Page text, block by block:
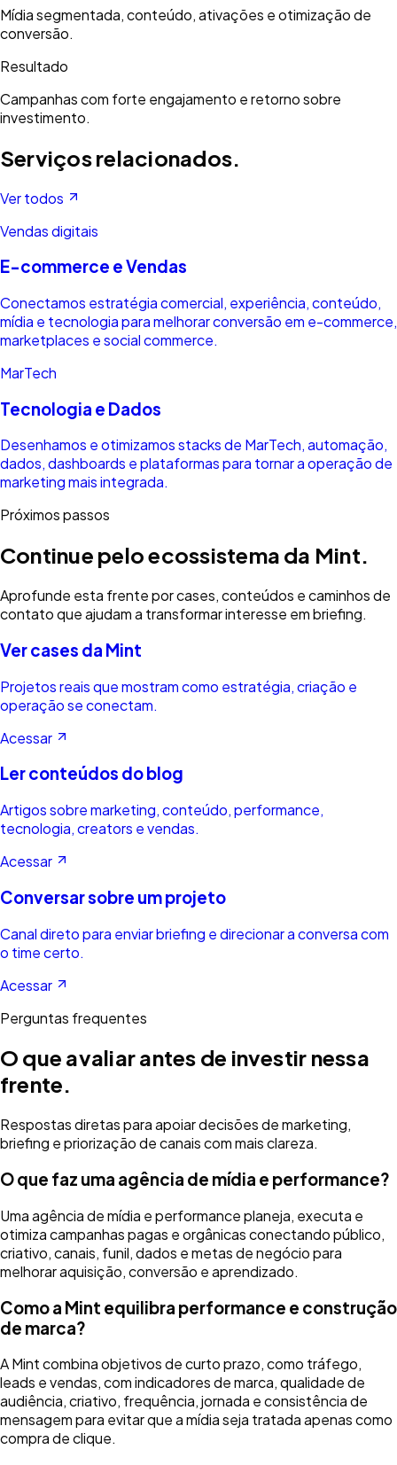
Mídia segmentada, conteúdo, ativações e otimização de
conversão.
Resultado
Campanhas com forte engajamento e retorno sobre
investimento.
Serviços relacionados.
Ver todos
Vendas digitais
E-commerce e Vendas
Conectamos estratégia comercial, experiência, conteúdo,
mídia e tecnologia para melhorar conversão em e-commerce,
marketplaces e social commerce.
MarTech
Tecnologia e Dados
Desenhamos e otimizamos stacks de MarTech, automação,
dados, dashboards e plataformas para tornar a operação de
marketing mais integrada.
Próximos passos
Continue pelo ecossistema da Mint.
Aprofunde esta frente por cases, conteúdos e caminhos de
contato que ajudam a transformar interesse em briefing.
Ver cases da Mint
Projetos reais que mostram como estratégia, criação e
operação se conectam.
Acessar
Ler conteúdos do blog
Artigos sobre marketing, conteúdo, performance,
tecnologia, creators e vendas.
Acessar
Conversar sobre um projeto
Canal direto para enviar briefing e direcionar a conversa com
o time certo.
Acessar
Perguntas frequentes
O que avaliar antes de investir nessa
frente.
Respostas diretas para apoiar decisões de marketing,
briefing e priorização de canais com mais clareza.
O que faz uma agência de mídia e performance?
Uma agência de mídia e performance planeja, executa e
otimiza campanhas pagas e orgânicas conectando público,
criativo, canais, funil, dados e metas de negócio para
melhorar aquisição, conversão e aprendizado.
Como a Mint equilibra performance e construção
de marca?
A Mint combina objetivos de curto prazo, como tráfego,
leads e vendas, com indicadores de marca, qualidade de
audiência, criativo, frequência, jornada e consistência de
mensagem para evitar que a mídia seja tratada apenas como
compra de clique.